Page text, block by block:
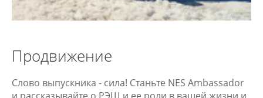
Продвижение
Слово выпускника - сила! Станьте NES Ambassador